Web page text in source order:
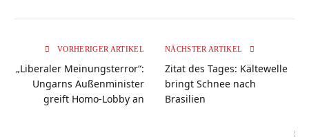
VORHERIGER ARTIKEL
„Liberaler Meinungsterror“:
Ungarns Außenminister
greift Homo-Lobby an
NÄCHSTER ARTIKEL
Zitat des Tages: Kältewelle
bringt Schnee nach
Brasilien